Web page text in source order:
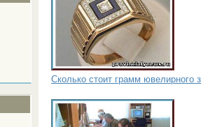
Сколько стоит грамм ювелирного